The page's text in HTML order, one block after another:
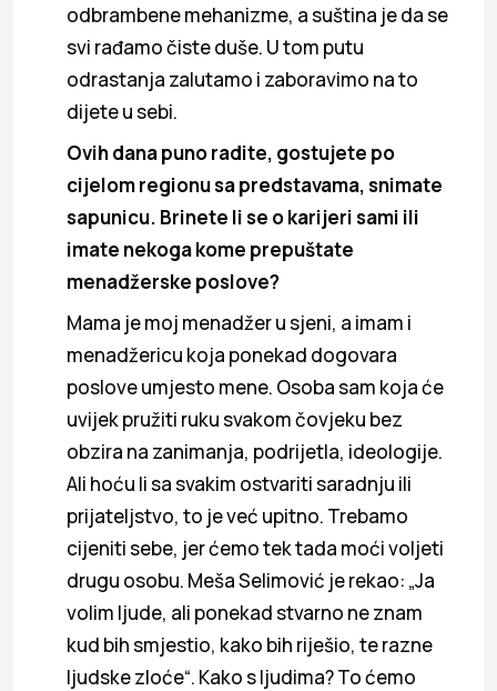
odbrambene mehanizme, a suština je da se
svi rađamo čiste duše. U tom putu
odrastanja zalutamo i zaboravimo na to
dijete u sebi.
Ovih dana puno radite, gostujete po
cijelom regionu sa predstavama, snimate
sapunicu. Brinete li se o karijeri sami ili
imate nekoga kome prepuštate
menadžerske poslove?
Mama je moj menadžer u sjeni, a imam i
menadžericu koja ponekad dogovara
poslove umjesto mene. Osoba sam koja će
uvijek pružiti ruku svakom čovjeku bez
obzira na zanimanja, podrijetla, ideologije.
Ali hoću li sa svakim ostvariti saradnju ili
prijateljstvo, to je već upitno. Trebamo
cijeniti sebe, jer ćemo tek tada moći voljeti
drugu osobu. Meša Selimović je rekao: „Ja
volim ljude, ali ponekad stvarno ne znam
kud bih smjestio, kako bih riješio, te razne
ljudske zloće“. Kako s ljudima? To ćemo